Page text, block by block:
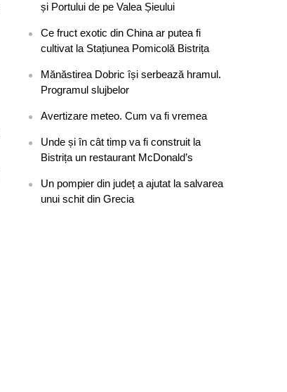
și Portului de pe Valea Șieului
Ce fruct exotic din China ar putea fi
cultivat la Stațiunea Pomicolă Bistrița
Mănăstirea Dobric își serbează hramul.
Programul slujbelor
Avertizare meteo. Cum va fi vremea
Unde și în cât timp va fi construit la
Bistrița un restaurant McDonald’s
Un pompier din județ a ajutat la salvarea
unui schit din Grecia